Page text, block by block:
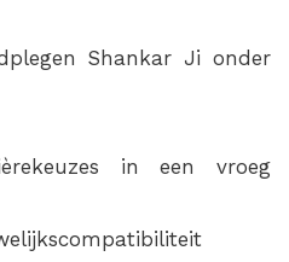
Shankar Ji onder
in een vroeg